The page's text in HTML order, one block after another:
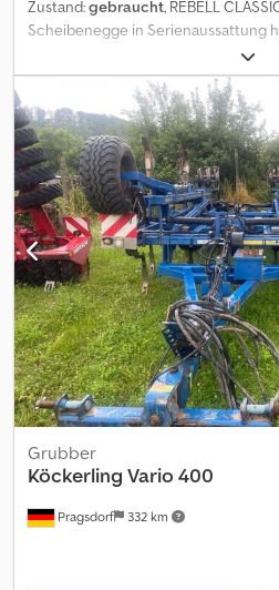
Zustand:gebraucht, REBELL
Scheibenegge in Serienaussattung
Blattfedern DSTS Walze Beleuchtung
Uqsa Tock Scheibendurchmesser v.
Scheibendurchmesser h. 49-50cm
Beleuchtungsträger verbogen
Pragsdorf 332 km
Grubber
Köckerling Vario 400